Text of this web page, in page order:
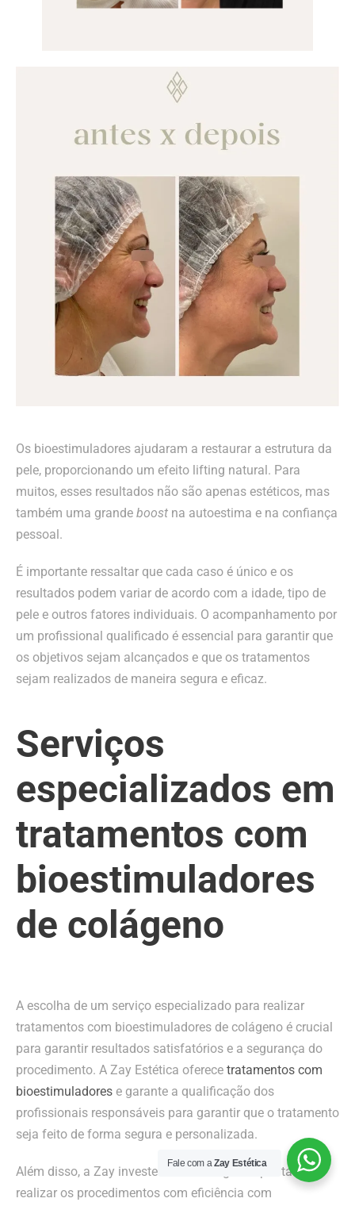
Os bioestimuladores ajudaram a restaurar a estrutura da
pele, proporcionando um efeito lifting natural. Para
muitos, esses resultados não são apenas estéticos, mas
também uma grande boost na autoestima e na confiança
pessoal.
É importante ressaltar que cada caso é único e os
resultados podem variar de acordo com a idade, tipo de
pele e outros fatores individuais. O acompanhamento por
um profissional qualificado é essencial para garantir que
os objetivos sejam alcançados e que os tratamentos
sejam realizados de maneira segura e eficaz.
Serviços
especializados em
tratamentos com
bioestimuladores
de colágeno
A escolha de um serviço especializado para realizar
tratamentos com bioestimuladores de colágeno é crucial
para garantir resultados satisfatórios e a segurança do
procedimento. A Zay Estética oferece tratamentos com
bioestimuladores e garante a qualificação dos
profissionais responsáveis para garantir que o tratamento
seja feito de forma segura e personalizada.
Além disso, a Zay investe em tecnologia de ponta para
realizar os procedimentos com eficiência com
Fale com aZay Estética